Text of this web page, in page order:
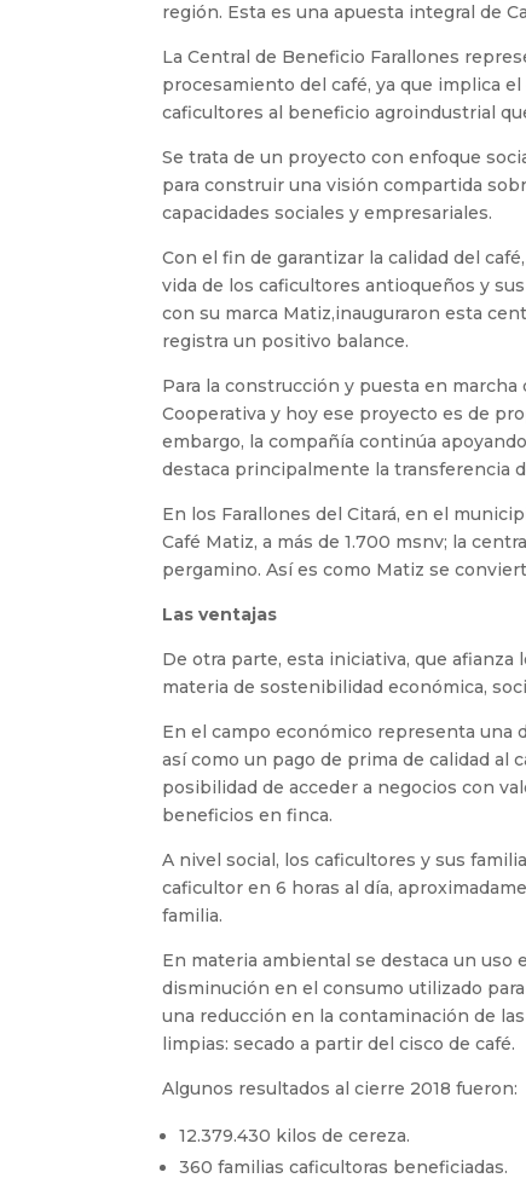
región. Esta es una apuesta integral de
La Central de Beneficio Farallones
procesamiento del café, ya que implica
caficultores al beneficio agroindustrial
Se trata de un proyecto con enfoque
para construir una visión compartida
capacidades sociales y empresariales.
Con el fin de garantizar la calidad del
vida de los caficultores antioqueños y
con su marca Matiz,inauguraron esta
registra un positivo balance.
Para la construcción y puesta en marcha
Cooperativa y hoy ese proyecto es de
embargo, la compañía continúa
destaca principalmente la transferencia
En los Farallones del Citará, en el
Café Matiz, a más de 1.700 msnv; la
pergamino. Así es como Matiz se
Las ventajas
De otra parte, esta iniciativa, que
materia de sostenibilidad económica,
En el campo económico representa una
así como un pago de prima de calidad al
posibilidad de acceder a negocios con
beneficios en finca.
A nivel social, los caficultores y sus
caficultor en 6 horas al día,
familia.
En materia ambiental se destaca un uso
disminución en el consumo utilizado
una reducción en la contaminación de
limpias: secado a partir del cisco de café.
Algunos resultados al cierre 2018 fueron:
12.379.430 kilos de cereza.
360 familias caficultoras beneficiadas.